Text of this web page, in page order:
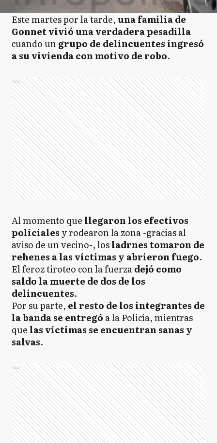
Este martes por la tarde,una familia de
Gonnet vivió una verdadera pesadilla
cuando ungrupo de delincuentes ingresó
a su vivienda con motivo de robo.
Ads
Al momento que llegaron los efectivos
policiales y rodearon la zona -gracias al
aviso de un vecino-, losladrnes tomaron de
rehenes a las víctimas y abrieron fuego.
El feroz tiroteo con la fuerzadejó como
saldo la muerte de dos de los
delincuentes.
Por su parte, el resto de los integrantes de
la banda se entregó a la Policía, mientras
que las víctimas se encuentran sanas y
salvas.
Ads